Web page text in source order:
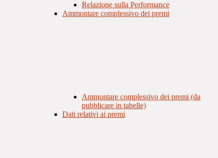
Relazione sulla Performance
Ammontare complessivo dei premi
Ammontare complessivo dei premi (da
pubblicare in tabelle)
Dati relativi ai premi